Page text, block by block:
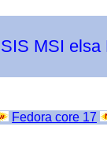
SIS MSI elsa
Fedora core 17